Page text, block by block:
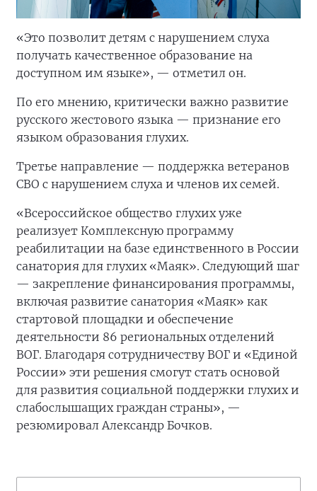
«Это позволит детям с нарушением слуха
получать качественное образование на
доступном им языке», — отметил он.
По его мнению, критически важно развитие
русского жестового языка — признание его
языком образования глухих.
Третье направление — поддержка ветеранов
СВО с нарушением слуха и членов их семей.
«Всероссийское общество глухих уже
реализует Комплексную программу
реабилитации на базе единственного в России
санатория для глухих «Маяк». Следующий шаг
— закрепление финансирования программы,
включая развитие санатория «Маяк» как
стартовой площадки и обеспечение
деятельности 86 региональных отделений
ВОГ. Благодаря сотрудничеству ВОГ и «Единой
России» эти решения смогут стать основой
для развития социальной поддержки глухих и
слабослышащих граждан страны», —
резюмировал Александр Бочков.